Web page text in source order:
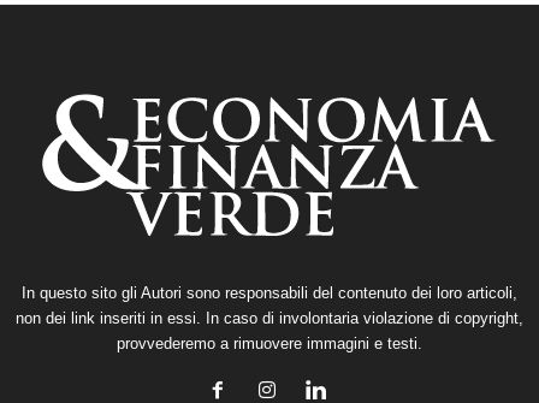
In questo sito gli Autori sono responsabili del contenuto dei loro articoli,
non dei link inseriti in essi. In caso di involontaria violazione di copyright,
provvederemo a rimuovere immagini e testi.